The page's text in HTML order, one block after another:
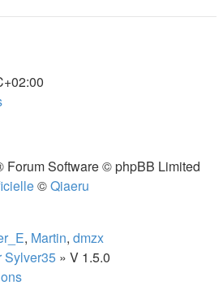
Forum Software © phpBB Limited
©Qiaeru
, Martin, dmzx
Sylver35 » V 1.5.0